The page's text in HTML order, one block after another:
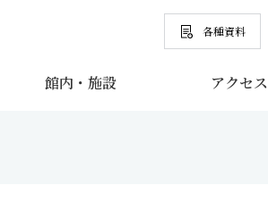
各種資料
館内・施設 アクセス